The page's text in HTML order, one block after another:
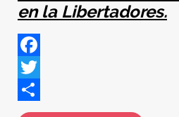
en la Libertadores.
Facebook
Twitter
Share